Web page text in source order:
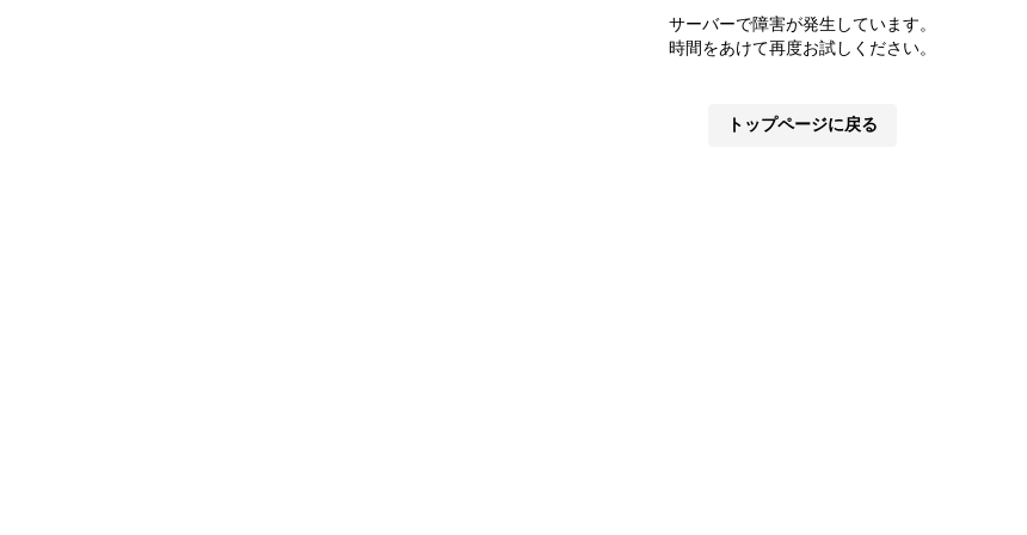
サーバーで障害が発生しています。
時間をあけて再度お試しください。
トップページに戻る